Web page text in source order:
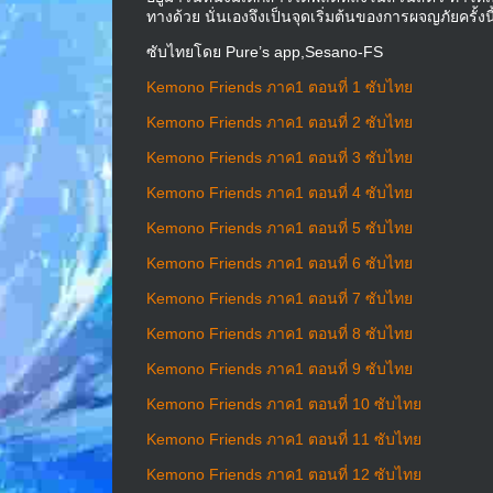
ทางด้วย นั่นเองจึงเป็นจุดเริ่มต้นของการผจญภัยครั้ง
ซับไทยโดย Pure’s app,Sesano-FS
Kemono Friends ภาค1 ตอนที่ 1 ซับไทย
Kemono Friends ภาค1 ตอนที่ 2 ซับไทย
Kemono Friends ภาค1 ตอนที่ 3 ซับไทย
Kemono Friends ภาค1 ตอนที่ 4 ซับไทย
Kemono Friends ภาค1 ตอนที่ 5 ซับไทย
Kemono Friends ภาค1 ตอนที่ 6 ซับไทย
Kemono Friends ภาค1 ตอนที่ 7 ซับไทย
Kemono Friends ภาค1 ตอนที่ 8 ซับไทย
Kemono Friends ภาค1 ตอนที่ 9 ซับไทย
Kemono Friends ภาค1 ตอนที่ 10 ซับไทย
Kemono Friends ภาค1 ตอนที่ 11 ซับไทย
Kemono Friends ภาค1 ตอนที่ 12 ซับไทย